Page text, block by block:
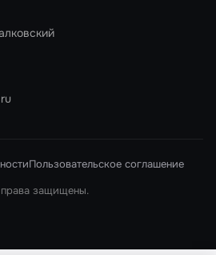
защищены.
Пользовательское соглашение